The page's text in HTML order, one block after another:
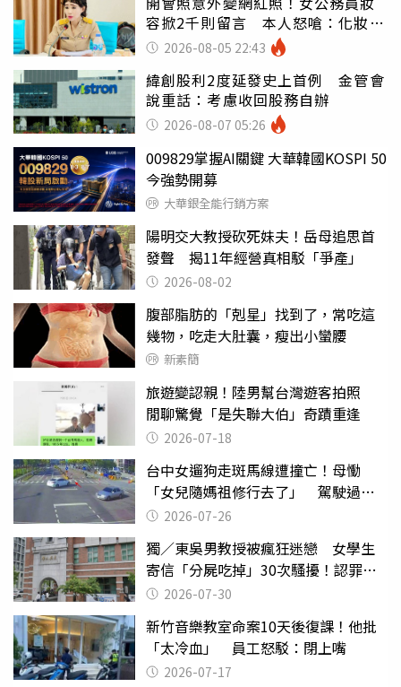
容掀2千則留言 本人怒嗆：化妝有
錯嗎2026-08-05 22:43
緯創股利2度延發史上首例 金管會
說重話：考慮收回股務自辦
2026-08-07 05:26
009829掌握AI關鍵 大華韓國KOSPI 50
今強勢開募
大華銀全能行銷方案
陽明交大教授砍死妹夫！岳母追思首
發聲 揭11年經營真相駁「爭產」
2026-08-02
腹部脂肪的「剋星」找到了，常吃這
幾物，吃走大肚囊，瘦出小蠻腰
新素簡
旅遊變認親！陸男幫台灣遊客拍照
閒聊驚覺「是失聯大伯」奇蹟重逢
2026-07-18
台中女遛狗走斑馬線遭撞亡！母慟
「女兒隨媽祖修行去了」 駕駛過失
致死判9月
2026-07-26
獨／東吳男教授被瘋狂迷戀 女學生
寄信「分屍吃掉」30次騷擾！認罪免
關 2026-07-30
新竹音樂教室命案10天後復課！他批
「太冷血」 員工怒駁：閉上嘴
2026-07-17